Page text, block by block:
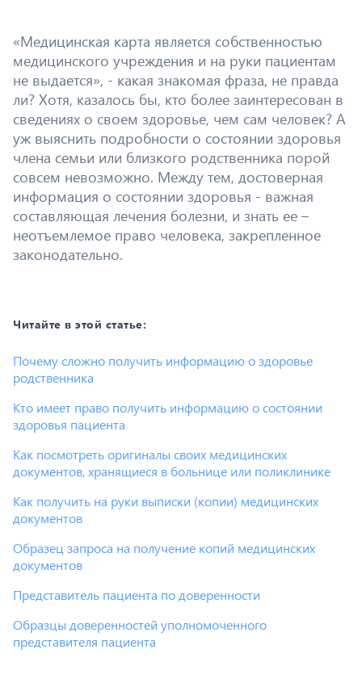
«Медицинская карта является собственностью
медицинского учреждения и на руки пациентам
не выдается», - какая знакомая фраза, не правда
ли? Хотя, казалось бы, кто более заинтересован в
сведениях о своем здоровье, чем сам человек? А
уж выяснить подробности о состоянии здоровья
члена семьи или близкого родственника порой
совсем невозможно. Между тем, достоверная
информация о состоянии здоровья - важная
составляющая лечения болезни, и знать ее –
неотъемлемое право человека, закрепленное
законодательно.
Читайте в этой статье:
Почему сложно получить информацию о здоровье
родственника
Кто имеет право получить информацию о состоянии
здоровья пациента
Как посмотреть оригиналы своих медицинских
документов, хранящиеся в больнице или поликлинике
Как получить на руки выписки (копии) медицинских
документов
Образец запроса на получение копий медицинских
документов
Представитель пациента по доверенности
Образцы доверенностей уполномоченного
представителя пациента